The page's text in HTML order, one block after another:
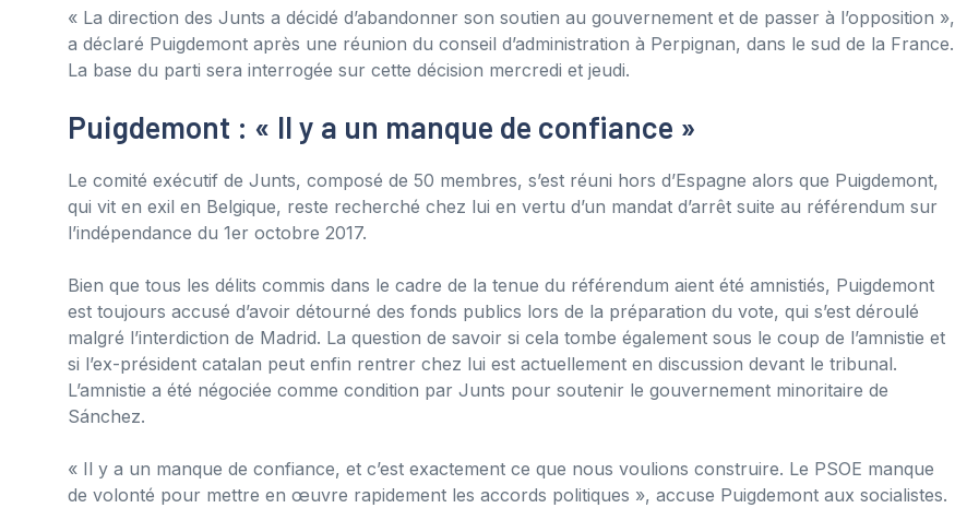
« La direction des Junts a décidé d’abandonner son soutien au gouvernement et de passer à l’opposition »,
a déclaré Puigdemont après une réunion du conseil d’administration à Perpignan, dans le sud de la France.
La base du parti sera interrogée sur cette décision mercredi et jeudi.
Puigdemont : « Il y a un manque de confiance »
Le comité exécutif de Junts, composé de 50 membres, s’est réuni hors d’Espagne alors que Puigdemont,
qui vit en exil en Belgique, reste recherché chez lui en vertu d’un mandat d’arrêt suite au référendum sur
l’indépendance du 1er octobre 2017.
Bien que tous les délits commis dans le cadre de la tenue du référendum aient été amnistiés, Puigdemont
est toujours accusé d’avoir détourné des fonds publics lors de la préparation du vote, qui s’est déroulé
malgré l’interdiction de Madrid. La question de savoir si cela tombe également sous le coup de l’amnistie et
si l’ex-président catalan peut enfin rentrer chez lui est actuellement en discussion devant le tribunal.
L’amnistie a été négociée comme condition par Junts pour soutenir le gouvernement minoritaire de
Sánchez.
« Il y a un manque de confiance, et c’est exactement ce que nous voulions construire. Le PSOE manque
de volonté pour mettre en œuvre rapidement les accords politiques », accuse Puigdemont aux socialistes.